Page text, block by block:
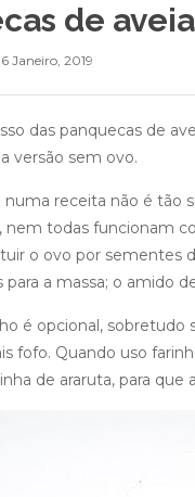
de
Janeiro, 2019
das panquecas de
versão sem ovo.
receita não é tão
nem todas funcionam
o ovo por sementes
para a massa; o amido
é opcional,
fofo. Quando uso
de araruta, para